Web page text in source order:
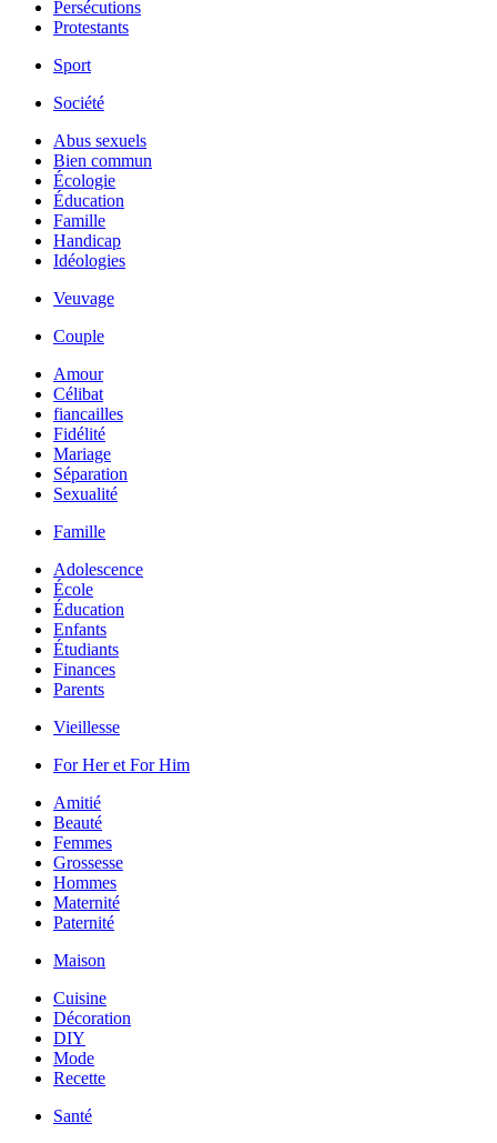
Persécutions
Protestants
Sport
Société
Abus sexuels
Bien commun
Écologie
Éducation
Famille
Handicap
Idéologies
Veuvage
Couple
Amour
Célibat
fiancailles
Fidélité
Mariage
Séparation
Sexualité
Famille
Adolescence
École
Éducation
Enfants
Étudiants
Finances
Parents
Vieillesse
For Her et For Him
Amitié
Beauté
Femmes
Grossesse
Hommes
Maternité
Paternité
Maison
Cuisine
Décoration
DIY
Mode
Recette
Santé